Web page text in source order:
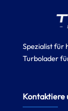
Spezialist für
Turbolader
Kontaktiere